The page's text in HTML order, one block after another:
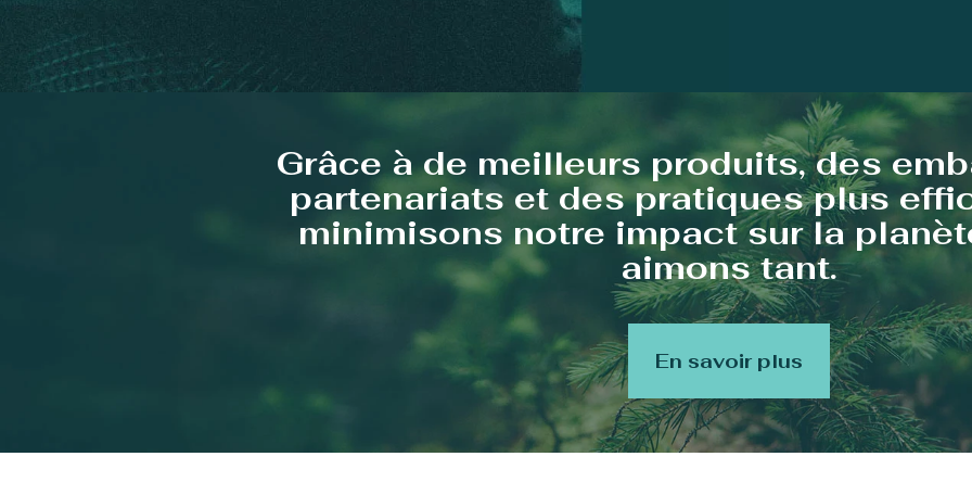
Grâce à de meilleurs produits, des
partenariats et des pratiques plus
minimisons notre impact sur la
aimons tant.
En savoir plus